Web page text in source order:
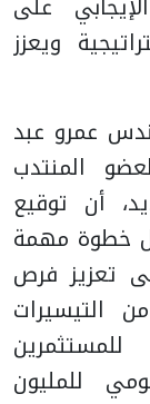
ويعزز
عمرو عبد
المنتدب
أن توقيع
خطوة مهمة
تعزيز فرص
التيسيرات
للمليون